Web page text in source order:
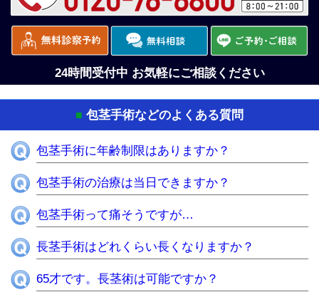
24時間受付中 お気軽にご相談ください
■ 包茎手術などのよくある質問
包茎手術に年齢制限はありますか？
包茎手術の治療は当日できますか？
包茎手術って痛そうですが…
長茎手術はどれくらい長くなりますか？
65才です。長茎術は可能ですか？